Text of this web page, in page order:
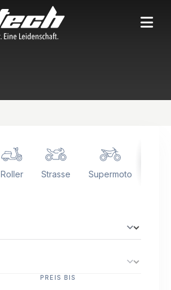
Roller Strasse Supermoto
PREIS BIS